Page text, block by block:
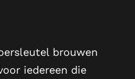
brouwen
iedereen die